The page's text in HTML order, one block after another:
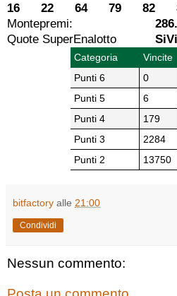
16 22 64 79 82
Montepremi:
Quote SuperEnalotto
Categoria Vincite
Punti 6
0
Punti 5
6
Punti 4
179
Punti 3
2284
Punti 2
13750
bitfactory alle 21:00
Condividi
Nessun commento: